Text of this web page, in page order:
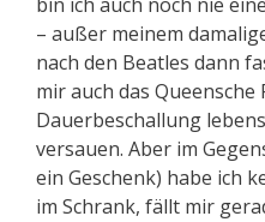
– außer meinem
nach den Beatles dann
mir auch das
Dauerbeschallung
versauen. Aber im
ein Geschenk) habe ich
im Schrank, fällt mir